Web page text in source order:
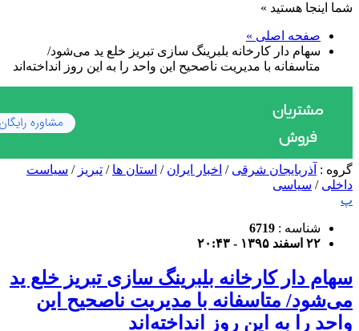
شما اینجا هستید »
صفحه اصلی »
سهام دار کارخانه بلبرینگ سازی تبریز خلع ید می‌شود/
متاسفانه با مدیریت ناصحیح این واحد را به این روز انداخته‌اند
گروه : آذربایجان شرقی / اخبار ایران / استان ها / تبریز / سیاست
داخلی / سیاسی
پ
شناسه : 6719
۲۲ اسفند ۱۳۹۵ - ۲۰:۴۳
سهام دار کارخانه بلبرینگ سازی تبریز خلع ید
می‌شود/ متاسفانه با مدیریت ناصحیح این
واحد را به این روز انداخته‌اند